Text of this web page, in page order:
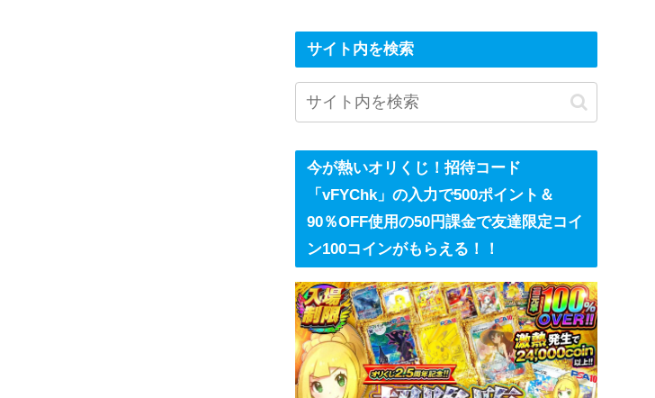
サイト内を検索
今が熱いオリくじ！招待コード
「vFYChk」の入力で500ポイント＆
90％OFF使用の50円課金で友達限定コイ
ン100コインがもらえる！！